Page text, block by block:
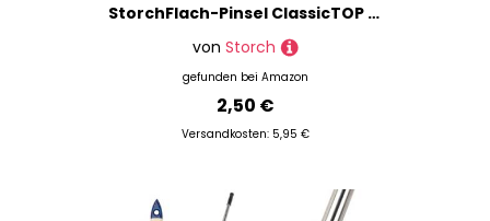
StorchFlach-Pinsel ClassicTOP Verschiedene Ausführungen (30 mm)
von Storch
gefunden bei Amazon
2,50 €
Versandkosten: 5,95 €